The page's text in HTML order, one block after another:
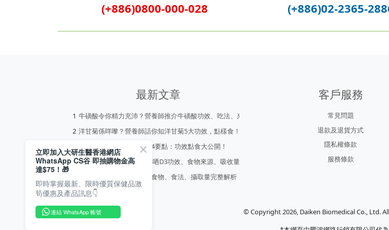
(+886)0800-000-028 (+886)02-2365-
最新文章
牛磺酸令你精力充沛？營養師推介牛磺酸功效、吃法、來源係邊
洋甘菊係咩嚟？營養師話你知洋甘菊5大功效，點樣食！
營養師膠原蛋白推薦揀選4要點：功效點食大公開！
維他命D3好啲？一次過睇哂D3功效、食物來源、吸收量
生物素有咩功效？生物素食物、食法、攝取量完整解析
客戶服務
常見問題
退款及退貨方式
隱私權條款
服務條款
© Copyright 2026, Daiken Biomedical Co., Ltd.
立即加入大研生醫香港網店
WhatsApp CS谷 即抽購物金高
達$75！🎁
即時掌握最新、限時優質保健品激
筍優惠及產品訊息👇
連結 WhatsApp 帳號